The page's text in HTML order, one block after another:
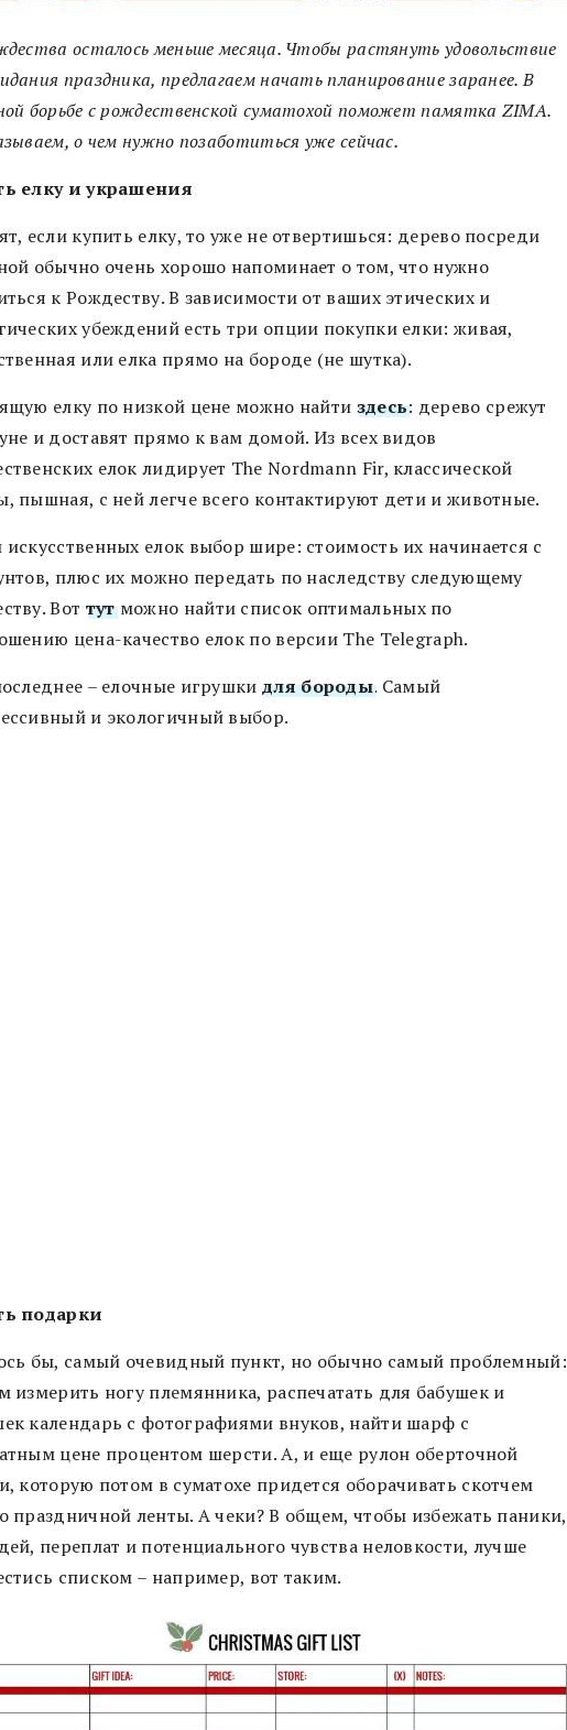
осталось меньше месяца. Чтобы растянуть удовольствие
праздника, предлагаем начать планирование заранее. В
борьбе с рождественской суматохой поможет памятка ZIMA.
о чем нужно позаботиться уже сейчас.
елку и украшения
если купить елку, то уже не отвертишься: дерево посреди
обычно очень хорошо напоминает о том, что нужно
к Рождеству. В зависимости от ваших этических и
убеждений есть три опции покупки елки: живая,
или елка прямо на бороде (не шутка).
елку по низкой цене можно найти здесь: дерево срежут
и доставят прямо к вам домой. Из всех видов
елок лидирует The Nordmann Fir, классической
пышная, с ней легче всего контактируют дети и животные.
елок выбор шире: стоимость их начинается с
плюс их можно передать по наследству следующему
Вот тутможно найти список оптимальных по
цена-качество елок по версии The Telegraph.
– елочные игрушки для бороды. Самый
и экологичный выбор.
подарки
бы, самый очевидный пункт, но обычно самый проблемный:
измерить ногу племянника, распечатать для бабушек и
календарь с фотографиями внуков, найти шарф с
цене процентом шерсти. А, и еще рулон оберточной
которую потом в суматохе придется оборачивать скотчем
праздничной ленты. А чеки? В общем, чтобы избежать паники,
переплат и потенциального чувства неловкости, лучше
списком – например, вот таким.